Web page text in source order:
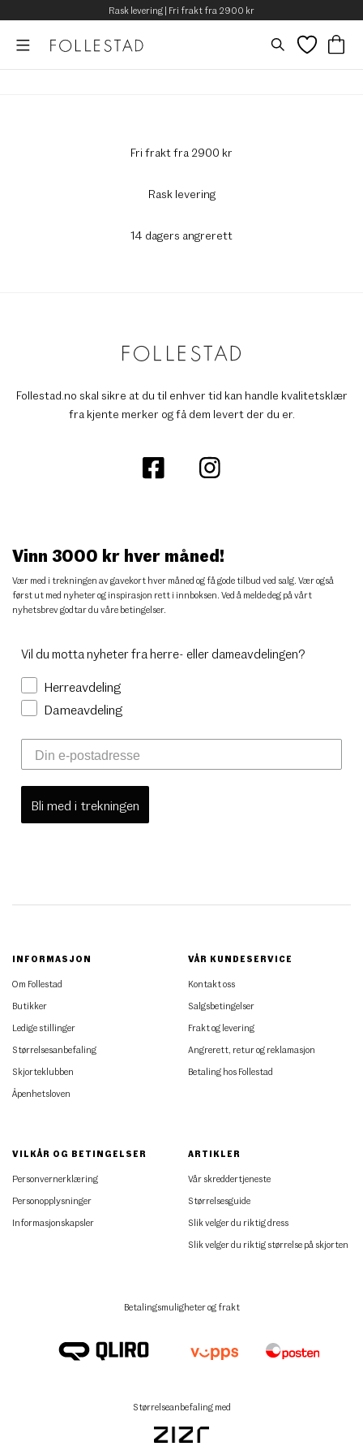
Rask levering | Fri frakt fra 2900 kr
Fri frakt fra 2900 kr
Rask levering
14 dagers angrerett
Follestad.no skal sikre at du til enhver tid kan handle kvalitetsklær
fra kjente merker og få dem levert der du er.
Vinn 3000 kr hver måned!
Vær med i trekningen av gavekort hver måned og få gode tilbud ved salg. Vær også
først ut med nyheter og inspirasjon rett i innboksen. Ved å melde deg på vårt
nyhetsbrev godtar du våre betingelser.
Vil du motta nyheter fra herre- eller dameavdelingen?
Herreavdeling
Dameavdeling
Bli med i trekningen
INFORMASJON
Om Follestad
Butikker
Ledige stillinger
Størrelsesanbefaling
Skjorteklubben
Åpenhetsloven
VÅR KUNDESERVICE
Kontakt oss
Salgsbetingelser
Frakt og levering
Angrerett, retur og reklamasjon
Betaling hos Follestad
VILKÅR OG BETINGELSER
Personvernerklæring
Personopplysninger
Informasjonskapsler
ARTIKLER
Vår skreddertjeneste
Størrelsesguide
Slik velger du riktig dress
Slik velger du riktig størrelse på skjorten
Betalingsmuligheter og frakt
Størrelseanbefaling med